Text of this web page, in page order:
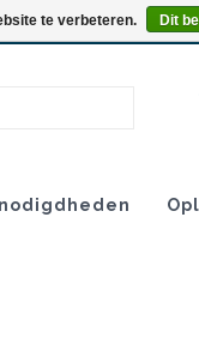
te verbeteren. Dit